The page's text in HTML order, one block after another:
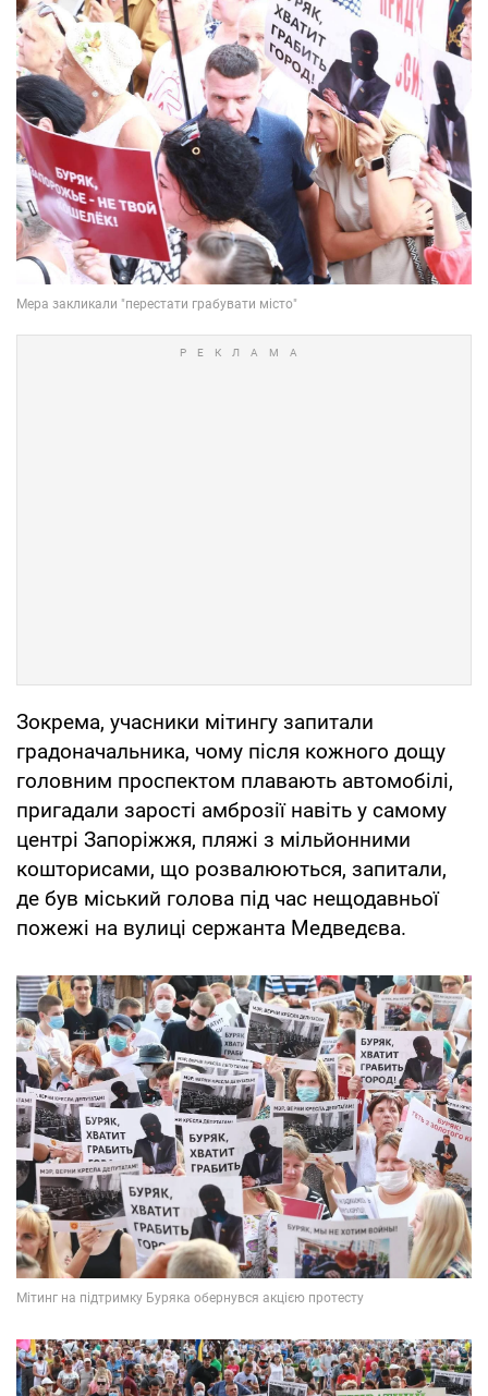
Зокрема, учасники мітингу запитали
градоначальника, чому після кожного дощу
головним проспектом плавають автомобілі,
пригадали зарості амброзії навіть у самому
центрі Запоріжжя, пляжі з мільйонними
кошторисами, що розвалюються, запитали,
де був міський голова під час нещодавньої
пожежі на вулиці сержанта Медведєва.